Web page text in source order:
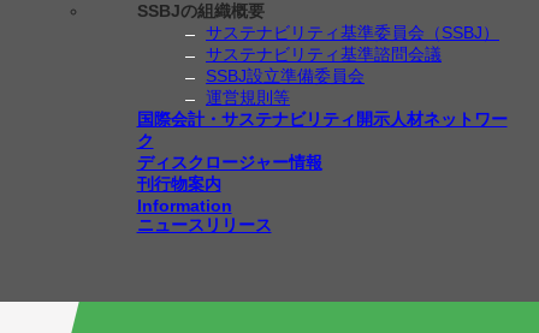
SSBJの組織概要
サステナビリティ基準委員会（SSBJ）
サステナビリティ基準諮問会議
SSBJ設立準備委員会
運営規則等
国際会計・サステナビリティ開示人材ネットワー
ク
ディスクロージャー情報
刊行物案内
Information
ニュースリリース